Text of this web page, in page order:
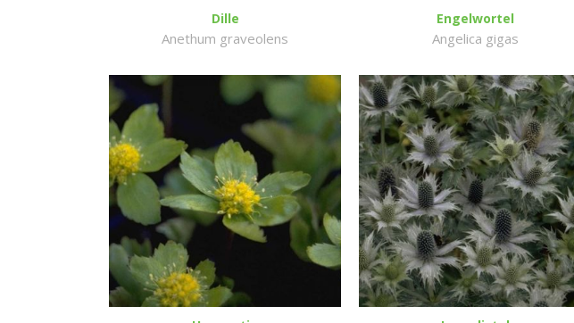
Dille
Anethum graveolens
Engelwortel
Angelica gigas